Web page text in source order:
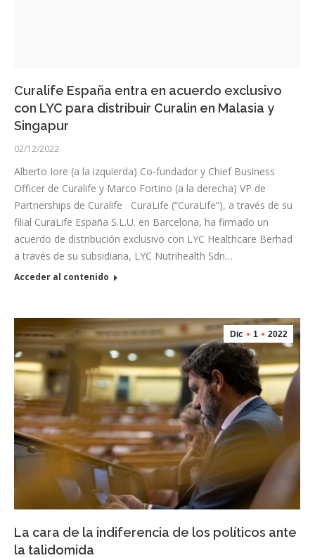
Curalife España entra en acuerdo exclusivo
con LYC para distribuir Curalin en Malasia y
Singapur
02/12/2022
Alberto Iore (a la izquierda) Co-fundador y Chief Business
Officer de Curalife y Marco Fortino (a la derecha) VP de
Partnerships de Curalife CuraLife (“CuraLife”), a través de su
filial CuraLife España S.L.U. en Barcelona, ha firmado un
acuerdo de distribución exclusivo con LYC Healthcare Berhad
a través de su subsidiaria, LYC Nutrihealth Sdn…
Acceder al contenido
Dic 1 2022
La cara de la indiferencia de los políticos ante
la talidomida